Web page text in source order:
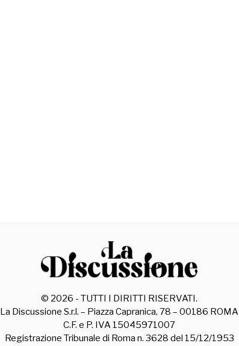
© 2026 - TUTTI I DIRITTI RISERVATI.
La Discussione S.r.l. – Piazza Capranica, 78 – 00186 ROMA
C.F. e P. IVA 15045971007
Registrazione Tribunale di Roma n. 3628 del 15/12/1953